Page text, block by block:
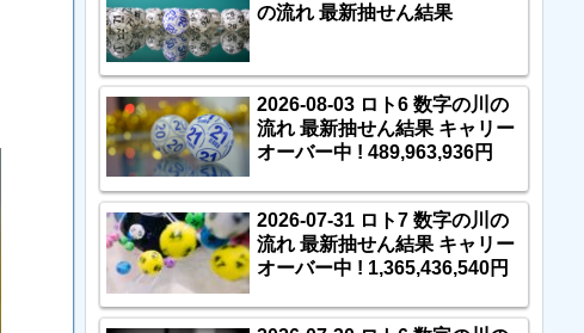
の流れ 最新抽せん結果
2026-08-03 ロト6 数字の川の
流れ 最新抽せん結果 キャリー
オーバー中 ! 489,963,936円
2026-07-31 ロト7 数字の川の
流れ 最新抽せん結果 キャリー
オーバー中 ! 1,365,436,540円